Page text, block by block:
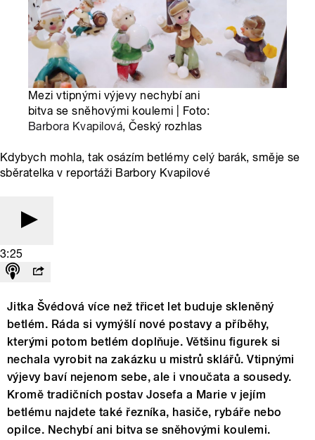
Mezi vtipnými výjevy nechybí ani
bitva se sněhovými koulemi | Foto:
Barbora Kvapilová, Český rozhlas
Kdybych mohla, tak osázím betlémy celý barák, směje se
sběratelka v reportáži Barbory Kvapilové
3:25
Jitka Švédová více než třicet let buduje skleněný
betlém. Ráda si vymýšlí nové postavy a příběhy,
kterými potom betlém doplňuje. Většinu figurek si
nechala vyrobit na zakázku u mistrů sklářů. Vtipnými
výjevy baví nejenom sebe, ale i vnoučata a sousedy.
Kromě tradičních postav Josefa a Marie v jejím
betlému najdete také řezníka, hasiče, rybáře nebo
opilce. Nechybí ani bitva se sněhovými koulemi.